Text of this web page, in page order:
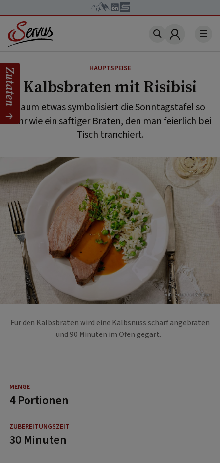
Account
HAUPTSPEISE
Kalbsbraten mit Risibisi
Kaum etwas symbolisiert die Sonntagstafel so
sehr wie ein saftiger Braten, den man feierlich bei
Tisch tranchiert.
Foto: Eisenhut & Mayer
Für den Kalbsbraten wird eine Kalbsnuss scharf angebraten
und 90 Minuten im Ofen gegart.
4 Portionen
30 Minuten
Zutaten